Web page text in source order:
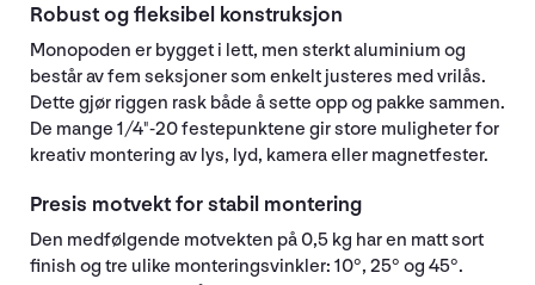
Robust og fleksibel konstruksjon
Monopoden er bygget i lett, men sterkt aluminium og
består av fem seksjoner som enkelt justeres med vrilås.
Dette gjør riggen rask både å sette opp og pakke sammen.
De mange 1/4"-20 festepunktene gir store muligheter for
kreativ montering av lys, lyd, kamera eller magnetfester.
Presis motvekt for stabil montering
Den medfølgende motvekten på 0,5 kg har en matt sort
finish og tre ulike monteringsvinkler: 10°, 25° og 45°.